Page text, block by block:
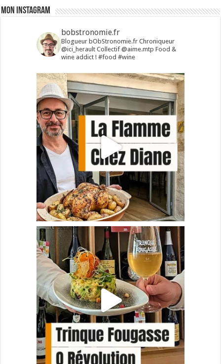
Mon Instagram
bobstronomie.fr
Blogueur bObStronomie.fr Chroniqueur
@ici_heraultCollectif @aime.mtp Food &
wine addict !#food #wine